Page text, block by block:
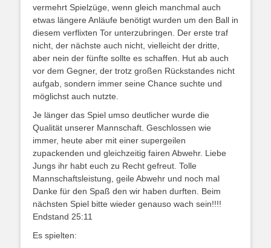
vermehrt Spielzüge, wenn gleich manchmal auch
etwas längere Anläufe benötigt wurden um den Ball in
diesem verflixten Tor unterzubringen. Der erste traf
nicht, der nächste auch nicht, vielleicht der dritte,
aber nein der fünfte sollte es schaffen. Hut ab auch
vor dem Gegner, der trotz großen Rückstandes nicht
aufgab, sondern immer seine Chance suchte und
möglichst auch nutzte.
Je länger das Spiel umso deutlicher wurde die
Qualität unserer Mannschaft. Geschlossen wie
immer, heute aber mit einer supergeilen
zupackenden und gleichzeitig fairen Abwehr. Liebe
Jungs ihr habt euch zu Recht gefreut. Tolle
Mannschaftsleistung, geile Abwehr und noch mal
Danke für den Spaß den wir haben durften. Beim
nächsten Spiel bitte wieder genauso wach sein!!!!
Endstand 25:11
Es spielten: